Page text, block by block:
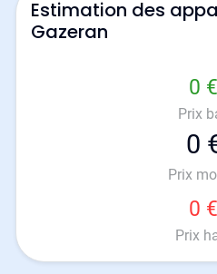
Estimation des
Gazeran
0 €
Prix
0
Prix
0 €
Prix